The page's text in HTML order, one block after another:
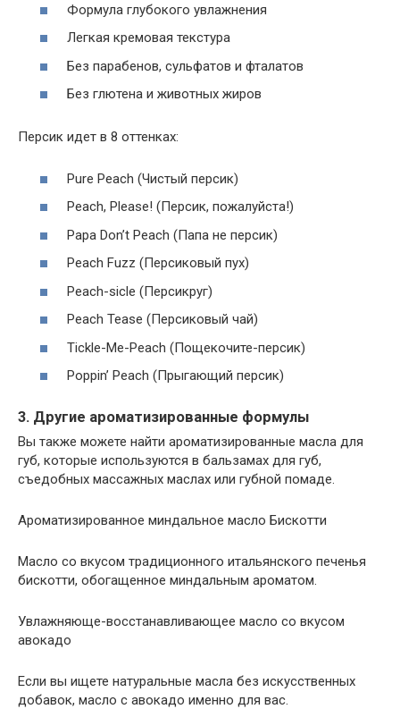
Формула глубокого увлажнения
Легкая кремовая текстура
Без парабенов, сульфатов и фталатов
Без глютена и животных жиров
Персик идет в 8 оттенках:
Pure Peach (Чистый персик)
Peach, Please! (Персик, пожалуйста!)
Papa Don’t Peach (Папа не персик)
Peach Fuzz (Персиковый пух)
Peach-sicle (Персикруг)
Peach Tease (Персиковый чай)
Tickle-Me-Peach (Пощекочите-персик)
Poppin’ Peach (Прыгающий персик)
3. Другие ароматизированные формулы
Вы также можете найти ароматизированные масла для
губ, которые используются в бальзамах для губ,
съедобных массажных маслах или губной помаде.
Ароматизированное миндальное масло Бискотти
Масло со вкусом традиционного итальянского печенья
бискотти, обогащенное миндальным ароматом.
Увлажняюще-восстанавливающее масло со вкусом
авокадо
Если вы ищете натуральные масла без искусственных
добавок, масло с авокадо именно для вас.